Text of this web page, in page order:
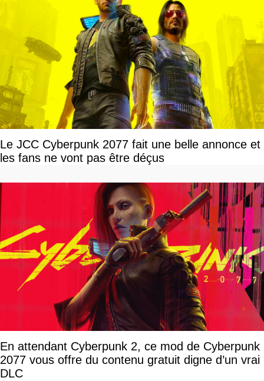
Le JCC Cyberpunk 2077 fait une belle annonce et
les fans ne vont pas être déçus
En attendant Cyberpunk 2, ce mod de Cyberpunk
2077 vous offre du contenu gratuit digne d’un vrai
DLC